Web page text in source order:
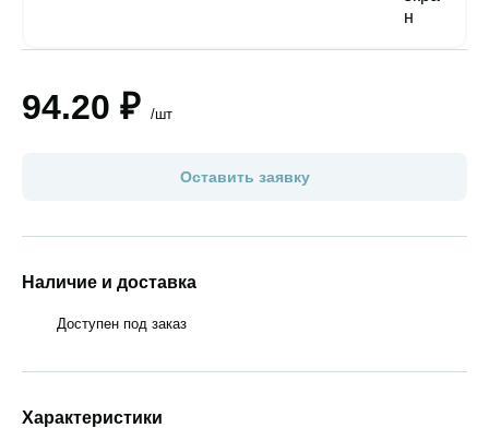
94.20 ₽ /шт
Оставить заявку
Наличие и доставка
Доступен под заказ
Характеристики